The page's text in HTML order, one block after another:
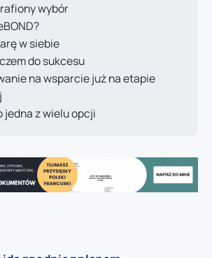
wybór
w siebie
do sukcesu
na wsparcie już na etapie
jedna z wielu opcji